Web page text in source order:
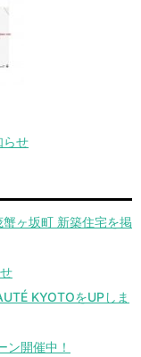
らせ
蟹ヶ坂町 新築住宅を掲
KYOTOをUPしま
ン開催中！